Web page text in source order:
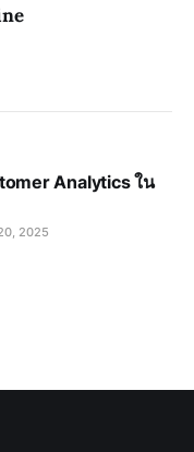
Analytics ใน
2025